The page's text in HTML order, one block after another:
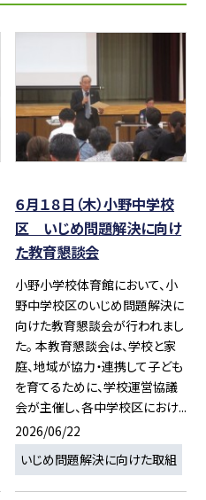
６月１８日（木）小野中学校
区 いじめ問題解決に向け
た教育懇談会
小野小学校体育館において、小
野中学校区のいじめ問題解決に
向けた教育懇談会が行われまし
た。 本教育懇談会は、学校と家
庭、地域が協力・連携して子ども
を育てるために、学校運営協議
会が主催し、各中学校区におけ...
2026/06/22
いじめ問題解決に向けた取組